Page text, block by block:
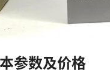
参数及价格